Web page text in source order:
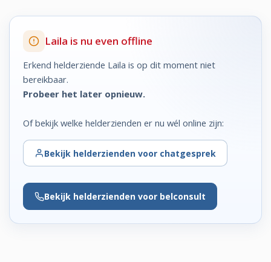
Laila is nu even offline
Erkend helderziende Laila is op dit moment niet
bereikbaar.
Probeer het later opnieuw.
Of bekijk welke helderzienden er nu wél online zijn:
Bekijk helderzienden voor chatgesprek
Bekijk helderzienden voor belconsult